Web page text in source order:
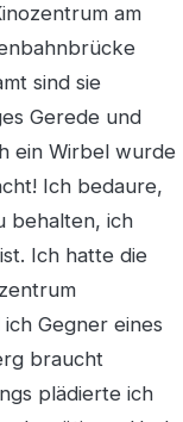
am
sind sie
Gerede und
ein Wirbel wurde
Ich bedaure,
behalten, ich
Ich hatte die
Gegner eines
braucht
plädierte ich